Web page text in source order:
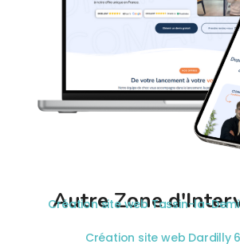
Autre Zone
Création site web Tassin-la-
Création site web Dardilly